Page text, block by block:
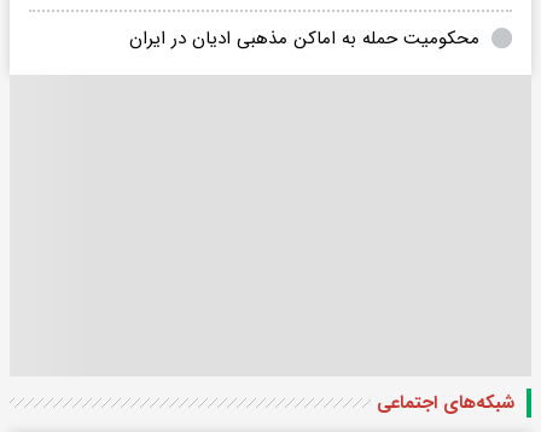
محکومیت حمله به اماکن مذهبی ادیان در ایران
شبکه‌های اجتماعی